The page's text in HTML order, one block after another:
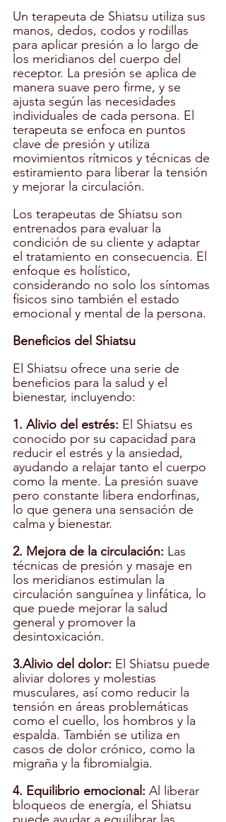
Un terapeuta de Shiatsu utiliza sus
manos, dedos, codos y rodillas
para aplicar presión a lo largo de
los meridianos del cuerpo del
receptor. La presión se aplica de
manera suave pero firme, y se
ajusta según las necesidades
individuales de cada persona. El
terapeuta se enfoca en puntos
clave de presión y utiliza
movimientos rítmicos y técnicas de
estiramiento para liberar la tensión
y mejorar la circulación.
Los terapeutas de Shiatsu son
entrenados para evaluar la
condición de su cliente y adaptar
el tratamiento en consecuencia. El
enfoque es holístico,
considerando no solo los síntomas
físicos sino también el estado
emocional y mental de la persona.
Beneficios del Shiatsu
El Shiatsu ofrece una serie de
beneficios para la salud y el
bienestar, incluyendo:
1. Alivio del estrés: El Shiatsu es
conocido por su capacidad para
reducir el estrés y la ansiedad,
ayudando a relajar tanto el cuerpo
como la mente. La presión suave
pero constante libera endorfinas,
lo que genera una sensación de
calma y bienestar.
2. Mejora de la circulación: Las
técnicas de presión y masaje en
los meridianos estimulan la
circulación sanguínea y linfática, lo
que puede mejorar la salud
general y promover la
desintoxicación.
3.Alivio del dolor: El Shiatsu puede
aliviar dolores y molestias
musculares, así como reducir la
tensión en áreas problemáticas
como el cuello, los hombros y la
espalda. También se utiliza en
casos de dolor crónico, como la
migraña y la fibromialgia.
4. Equilibrio emocional: Al liberar
bloqueos de energía, el Shiatsu